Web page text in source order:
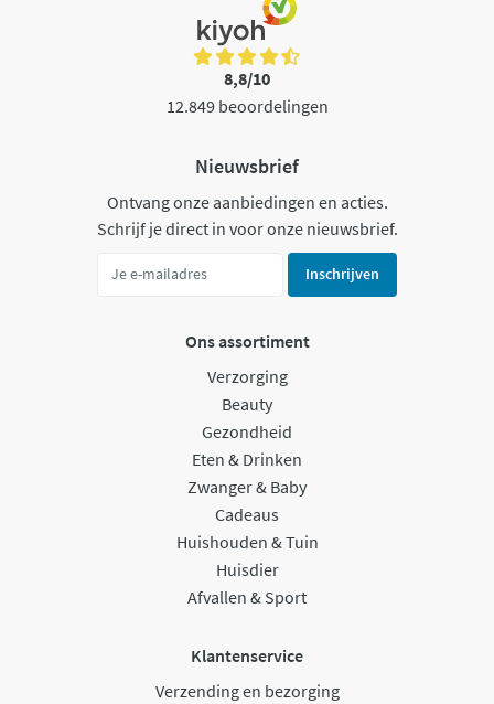
8,8/10
12.849 beoordelingen
Nieuwsbrief
Ontvang onze aanbiedingen en acties.
Schrijf je direct in voor onze nieuwsbrief.
Inschrijven
Ons assortiment
Verzorging
Beauty
Gezondheid
Eten & Drinken
Zwanger & Baby
Cadeaus
Huishouden & Tuin
Huisdier
Afvallen & Sport
Klantenservice
Verzending en bezorging